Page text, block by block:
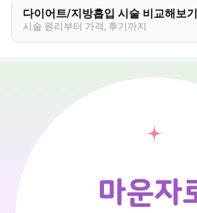
다이어트/지방흡입 시술 비교해보기
시술 원리부터 가격, 후기까지